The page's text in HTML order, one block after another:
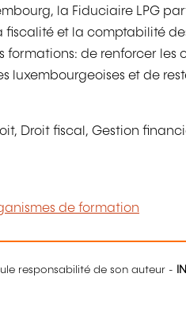
la Fiduciaire LPG
et la comptabilité
formations: de renforcer les
luxembourgeoises et de
Droit fiscal, Gestion
de formation
responsabilité de son auteur -